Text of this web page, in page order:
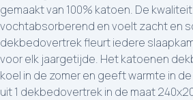
gemaakt van 100% katoen. De
vochtabsorberend en voelt zacht en
dekbedovertrek fleurt iedere
voor elk jaargetijde. Het katoenen
koel in de zomer en geeft warmte in
uit 1 dekbedovertrek in de maat